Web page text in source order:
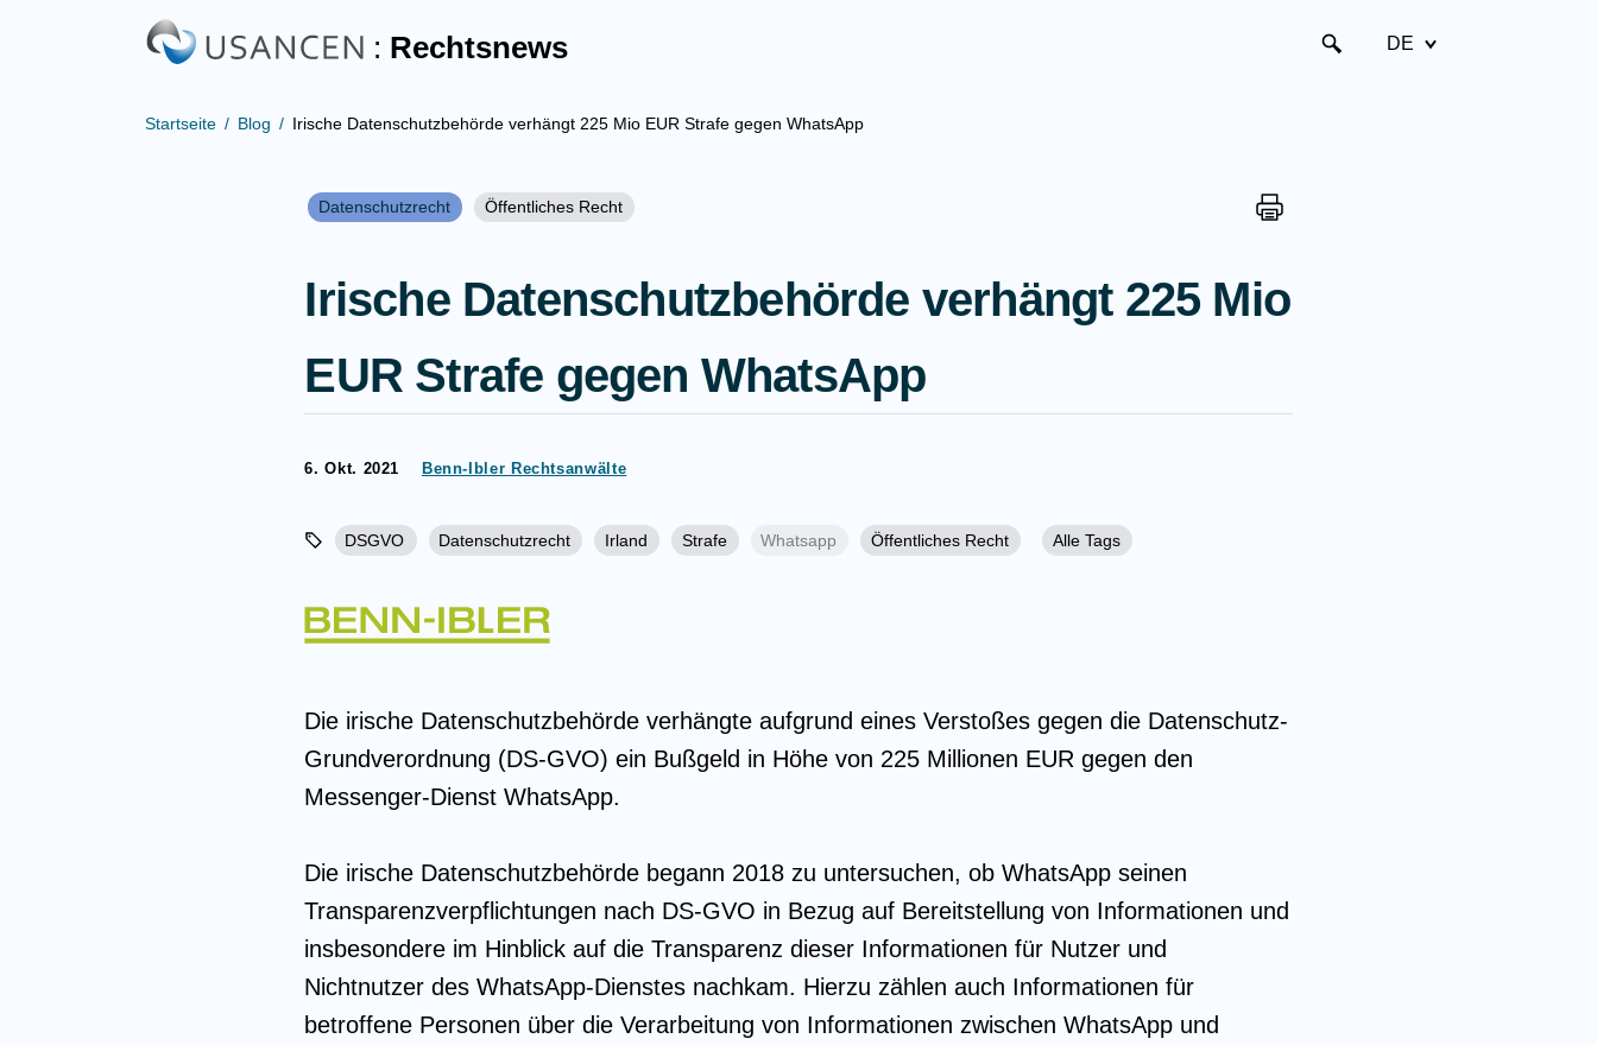
: Rechtsnews DE
Startseite Blog Irische Datenschutzbehörde verhängt 225 Mio EUR Strafe gegen WhatsApp
Datenschutzrecht Öffentliches Recht
Irische Datenschutzbehörde verhängt 225 Mio
EUR Strafe gegen WhatsApp
6. Okt. 2021 Benn-Ibler Rechtsanwälte
DSGVO Datenschutzrecht Irland Strafe Whatsapp Öffentliches Recht Alle Tags
Die irische Datenschutzbehörde verhängte aufgrund eines Verstoßes gegen die Datenschutz-
Grundverordnung (DS-GVO) ein Bußgeld in Höhe von 225 Millionen EUR gegen den
Messenger-Dienst WhatsApp.
Die irische Datenschutzbehörde begann 2018 zu untersuchen, ob WhatsApp seinen
Transparenzverpflichtungen nach DS-GVO in Bezug auf Bereitstellung von Informationen und
insbesondere im Hinblick auf die Transparenz dieser Informationen für Nutzer und
Nichtnutzer des WhatsApp-Dienstes nachkam. Hierzu zählen auch Informationen für
betroffene Personen über die Verarbeitung von Informationen zwischen WhatsApp und